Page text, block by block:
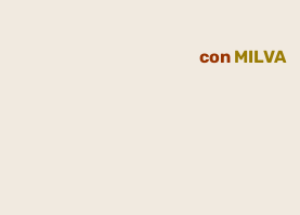
con MILVA